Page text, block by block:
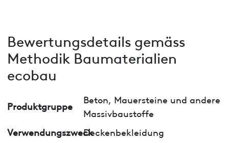
Bewertungsdetails gemäss
Methodik Baumaterialien
ecobau
Produktgruppe
Beton, Mauersteine und andere
Massivbaustoffe
VerwendungszweckDeckenbekleidung